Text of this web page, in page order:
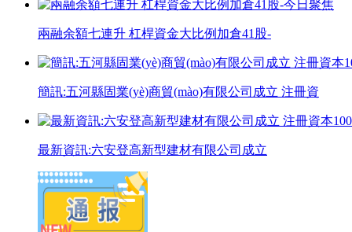
兩融余額七連升 杠桿資金大比例加倉41股-
簡訊:五河縣固業(yè)商貿(mào)有限公司成立 注冊資
最新資訊:六安登高新型建材有限公司成立